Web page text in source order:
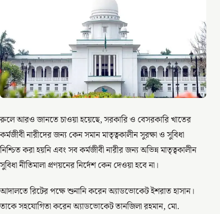
রুলে আরও জানতে চাওয়া হয়েছে, সরকারি ও বেসরকারি খাতের
কর্মজীবী নারীদের জন্য কেন সমান মাতৃত্বকালীন সুরক্ষা ও সুবিধা
নিশ্চিত করা হয়নি এবং সব কর্মজীবী নারীর জন্য অভিন্ন মাতৃত্বকালীন
সুবিধা নীতিমালা প্রণয়নের নির্দেশ কেন দেওয়া হবে না।
আদালতে রিটের পক্ষে শুনানি করেন অ্যাডভোকেট ইশরাত হাসান।
তাকে সহযোগিতা করেন অ্যাডভোকেট তানজিলা রহমান, মো.